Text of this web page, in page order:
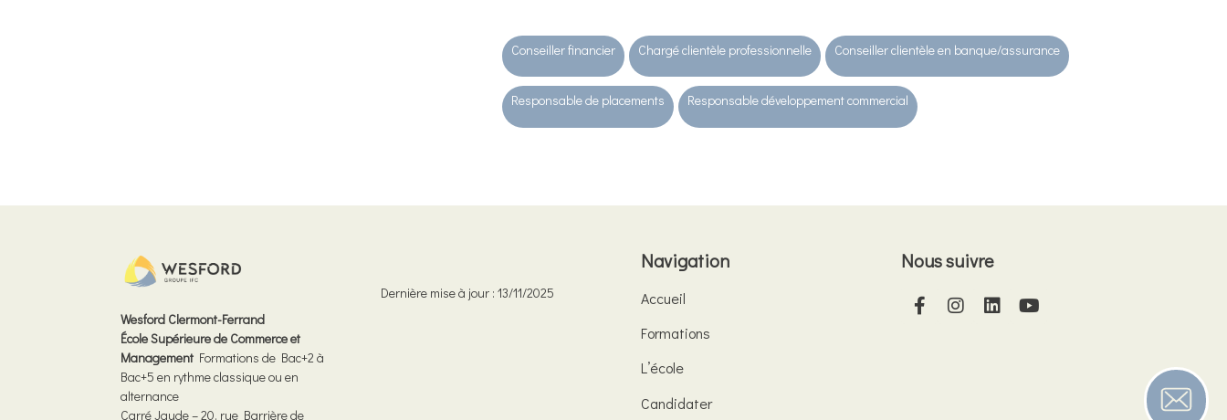
Conseiller financier Chargé clientèle professionnelle Conseiller clientèle en banque/assurance
Responsable de placements Responsable développement commercial
Wesford Clermont-Ferrand
École Supérieure de Commerce et
Management Formations de Bac+2 à
Bac+5 en rythme classique ou en
alternance
Carré Jaude – 20, rue Barrière de
Dernière mise à jour : 13/11/2025
Navigation
Accueil
Formations
L’école
Candidater
Nous suivre